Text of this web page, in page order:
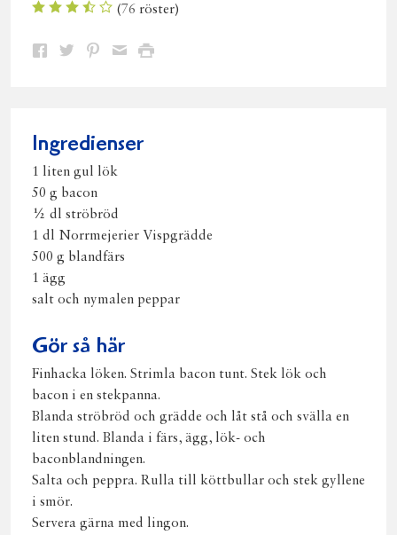
(76 röster)
Dela Dela Dela DelaSkriv
Ingredienser
1 liten gul lök
50 g bacon
½ dl ströbröd
1 dl Norrmejerier Vispgrädde
500 g blandfärs
1 ägg
salt och nymalen peppar
Gör så här
Finhacka löken. Strimla bacon tunt. Stek lök och
bacon i en stekpanna.
Blanda ströbröd och grädde och låt stå och svälla en
liten stund. Blanda i färs, ägg, lök- och
baconblandningen.
Salta och peppra. Rulla till köttbullar och stek gyllene
i smör.
Servera gärna med lingon.